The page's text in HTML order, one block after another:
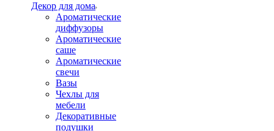
Декор для дома
Ароматические
диффузоры
Ароматические
саше
Ароматические
свечи
Вазы
Чехлы для
мебели
Декоративные
подушки